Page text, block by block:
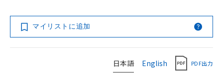
マイリストに追加
日本語 English PDF出力